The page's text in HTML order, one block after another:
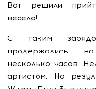
Вот решили
весело!
С таким
продержались
несколько часов.
артистом. Но